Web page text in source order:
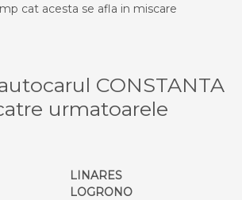
cat acesta se afla in miscare
CONSTANTA
urmatoarele
LINARES
LOGRONO